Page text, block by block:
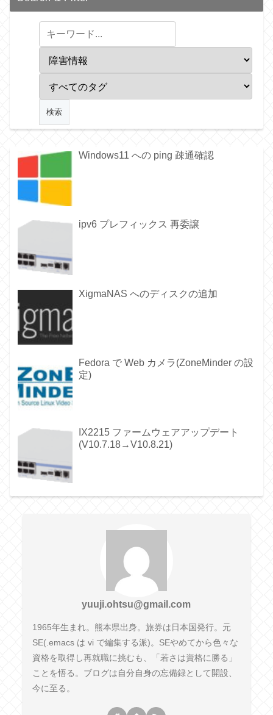
Windows11 への ping 疎通確認
ipv6 プレフィックス 再委譲
XigmaNAS へのディスクの追加
Fedora で Web カメラ(ZoneMinder の設
定)
IX2215 ファームウェアアップデート
(V10.7.18→V10.8.21)
yuuji.ohtsu@gmail.com
1965年生まれ。熊本県出身。旅券は日本国発行。元
SE(.emacs は vi で編集する派)。SEやめてから色々な
資格を取得し再就職に挑むも、「若さは資格に勝る」
ことを悟る。ブログは自分自身の忘備録として開設、
今に至る。